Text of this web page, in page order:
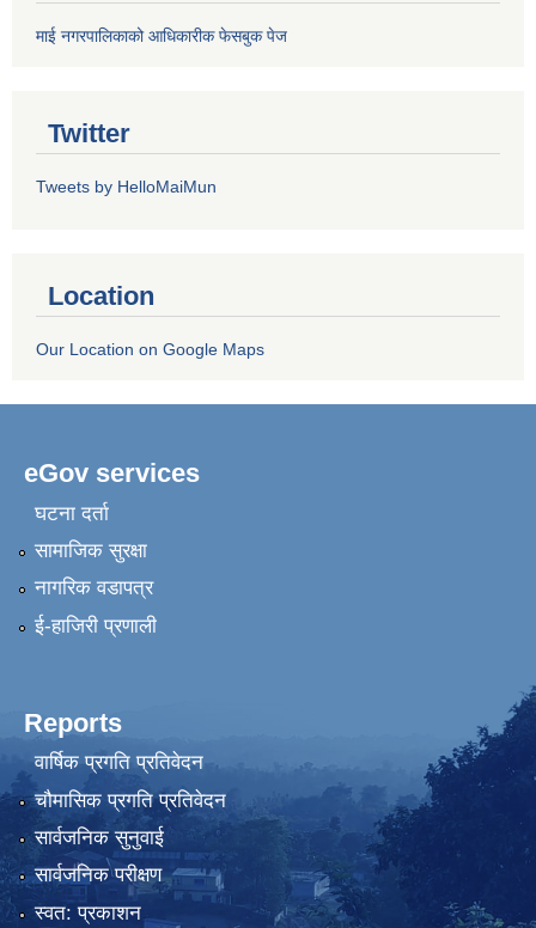
माई नगरपालिकाको आधिकारीक फेसबुक पेज
Twitter
Tweets by HelloMaiMun
Location
Our Location on Google Maps
eGov services
घटना दर्ता
सामाजिक सुरक्षा
नागरिक वडापत्र
ई-हाजिरी प्रणाली
Reports
वार्षिक प्रगति प्रतिवेदन
चौमासिक प्रगति प्रतिवेदन
सार्वजनिक सुनुवाई
सार्वजनिक परीक्षण
स्वत: प्रकाशन